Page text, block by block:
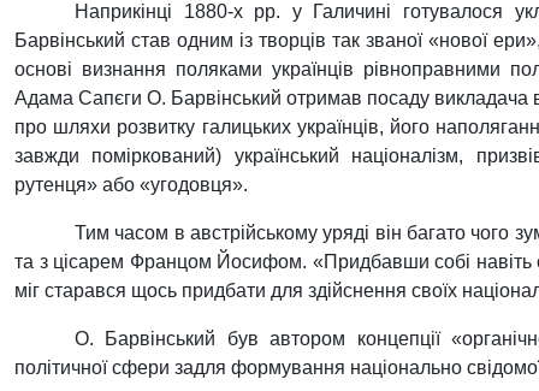
Наприкінці 1880-х рр. у Галичині готувалося
Барвінський став одним із творців так званої «нової
основі визнання поляками українців рівноправними
Адама Сапєги О. Барвінський отримав посаду викладача
про шляхи розвитку галицьких українців, його
завжди поміркований) український націоналізм,
рутенця» або «угодовця».
Тим часом в австрійському уряді він багато чого
та з цісарем Францом Йосифом. «Придбавши собі навіть
міг старався щось придбати для здійснення своїх
О. Барвінський був автором концепції
політичної сфери задля формування національно свідомої